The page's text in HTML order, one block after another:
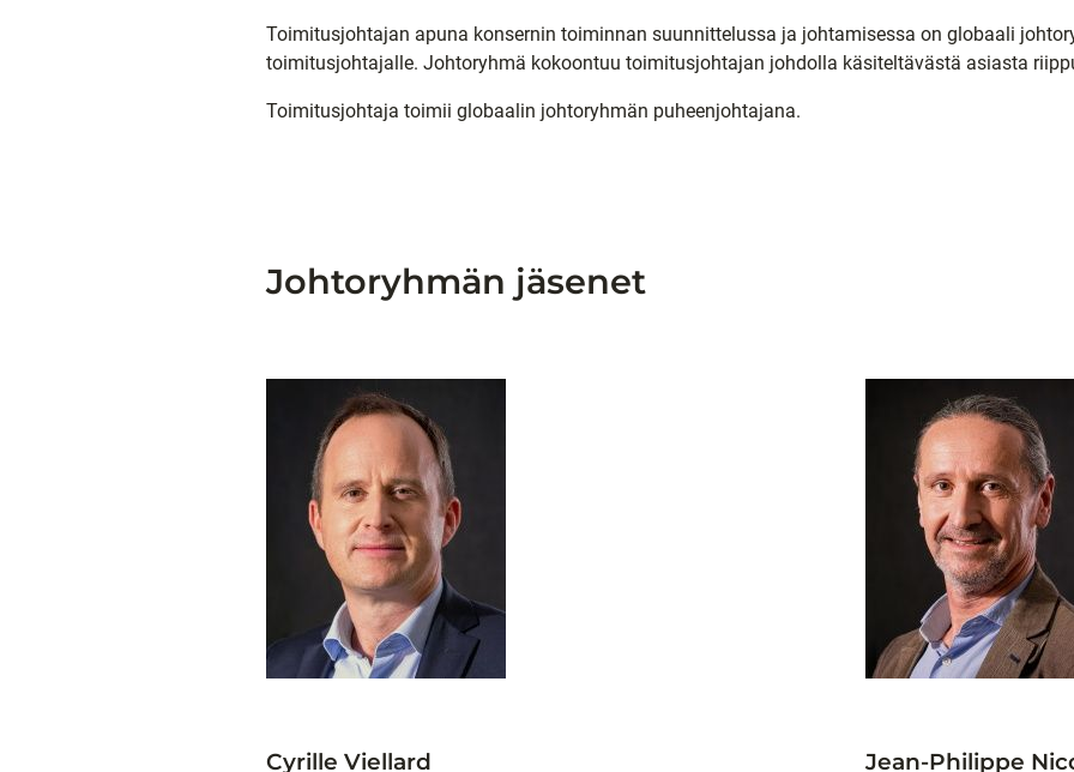
Toimitusjohtajan apuna konsernin toiminnan suunnittelussa ja johtamisessa on globaali
toimitusjohtajalle. Johtoryhmä kokoontuu toimitusjohtajan johdolla käsiteltävästä asiasta
Toimitusjohtaja toimii globaalin johtoryhmän puheenjohtajana.
Johtoryhmän jäsenet
Cyrille Viellard Jean-Philippe